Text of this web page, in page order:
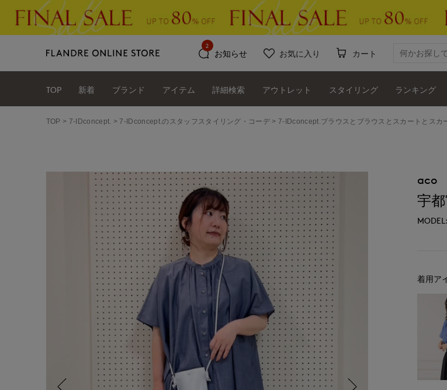
お知らせ
2
お気に入り カート
TOP 新着 ブランド アイテム 詳細検索 アウトレット スタイリング ランキング
TOP 7-IDconcept. 7-IDconcept.のスタッフスタイリング・コーデ 7-IDconcept.ブラウスとブラウスとスカートとスカ
aco
宇
着用ア